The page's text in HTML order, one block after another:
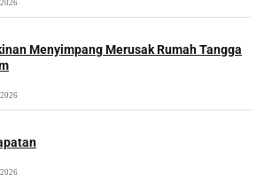
Menyimpang Merusak Rumah Tangga